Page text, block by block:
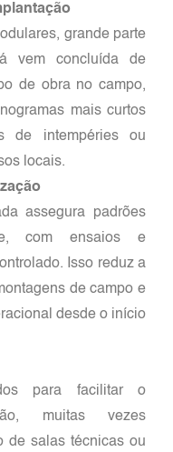
grande parte
vem concluída de
de obra no campo,
mais curtos
de intempéries ou
locais.
assegura padrões
com ensaios e
Isso reduz a
de campo e
desde o início
para facilitar o
muitas vezes
de salas técnicas ou